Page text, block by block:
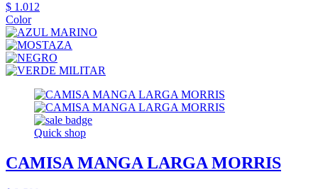
$ 1.012
Color
Quick shop
CAMISA MANGA LARGA MORRIS